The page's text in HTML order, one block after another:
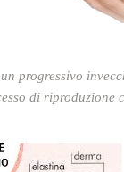
progressivo
di